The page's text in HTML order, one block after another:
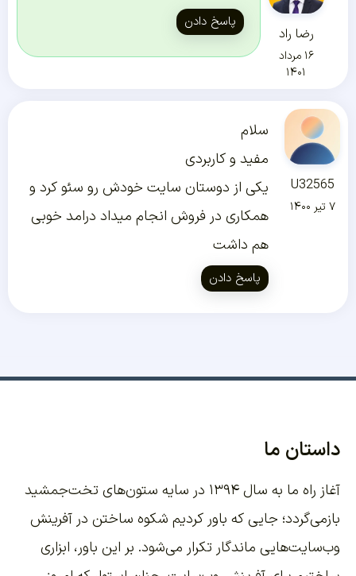
رضا راد
۱۶ مرداد
۱۴۰۱
پاسخ دادن
U32565
۷ تیر ۱۴۰۰
سلام
مفید و کاربردی
یکی از دوستان سایت خودش رو سئو کرد و
همکاری در فروش انجام میداد درامد خوبی
هم داشت
پاسخ دادن
داستان ما
آغاز راه ما به سال ۱۳۹۴ در سایه ستون‌های تخت‌جمشید
بازمی‌گردد؛ جایی که باور کردیم شکوه ساختن در آفرینش
وب‌سایت‌هایی ماندگار تکرار می‌شود. بر این باور، ابزاری